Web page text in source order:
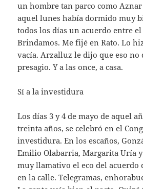
un hombre tan parco como
aquel lunes había dormido muy
todos los días un acuerdo entre el
Brindamos. Me fijé en Rato. Lo
vacía. Arzalluz le dijo que eso
presagio. Y a las once, a casa.
Sí a la investidura
Los días 3 y 4 de mayo de aquel
treinta años, se celebró en el
investidura. En los escaños,
Emilio Olabarria, Margarita Uría y
muy llamativo el eco del acuerdo
en la calle. Telegramas,